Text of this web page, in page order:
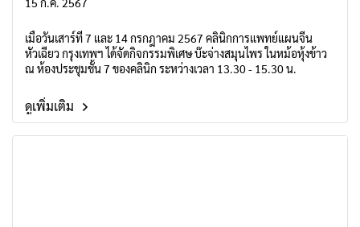
เมื่อวันเสาร์ที่ 7 และ 14 กรกฎาคม 2567 คลินิกการแพทย์แผนจีน
หัวเฉียว กรุงเทพฯ ได้จัดกิจกรรมพิเศษ บ๊ะจ่างสมุนไพร ในหม้อหุ้งข้าว
ณ ห้องประชุมชั้น 7 ของคลินิก ระหว่างเวลา 13.30 - 15.30 น.
ดูเพิ่มเติม